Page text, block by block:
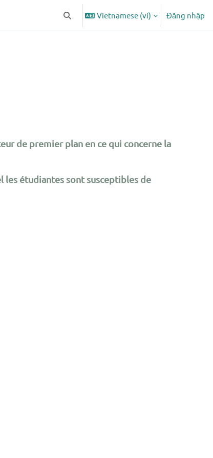
Chuyển đổi chọn tìm kiếm
Vietnamese ‎(vi)‎ Đăng nhập
de premier plan en ce qui concerne la
les étudiantes sont susceptibles de